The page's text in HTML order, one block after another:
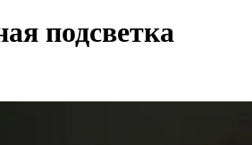
подсветка